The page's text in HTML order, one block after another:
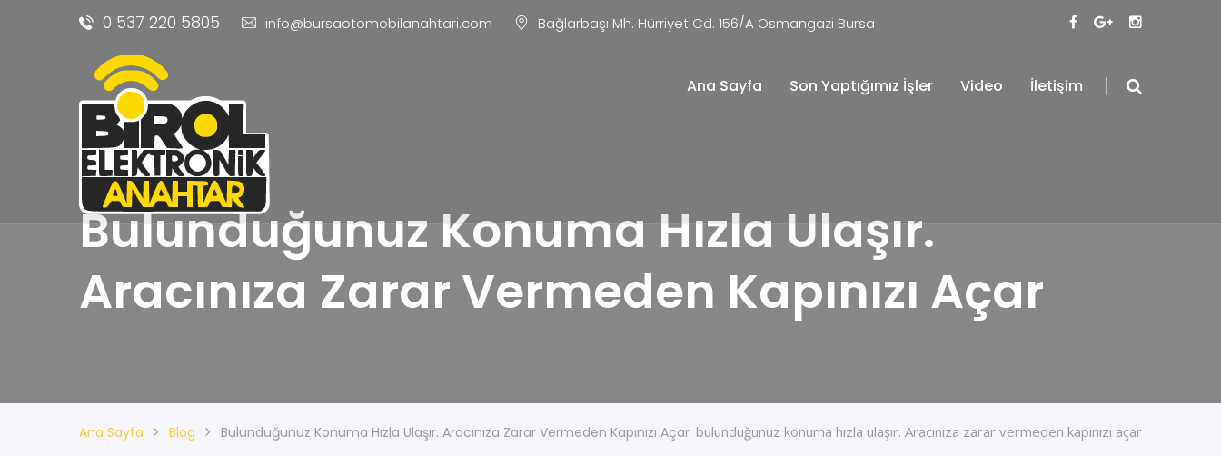
0 537 220 5805 info@bursaotomobilanahtari.com Bağlarbaşı Mh. Hürriyet Cd. 156/A Osmangazi Bursa
Ana Sayfa Son Yaptığımız İşler Video İletişim
Bulunduğunuz Konuma Hızla Ulaşır.
Aracınıza Zarar Vermeden Kapınızı Açar
Ana Sayfa Blog Bulunduğunuz Konuma Hızla Ulaşır. Aracınıza Zarar Vermeden Kapınızı Açar bulunduğunuz konuma hızla ulaşır. Aracınıza zarar vermeden kapınızı açar